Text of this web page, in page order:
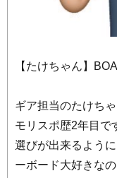
【たけちゃん】
ギア担当のたけち
モリスポ歴2年目で
選びが出来るよう
ーボード大好きな